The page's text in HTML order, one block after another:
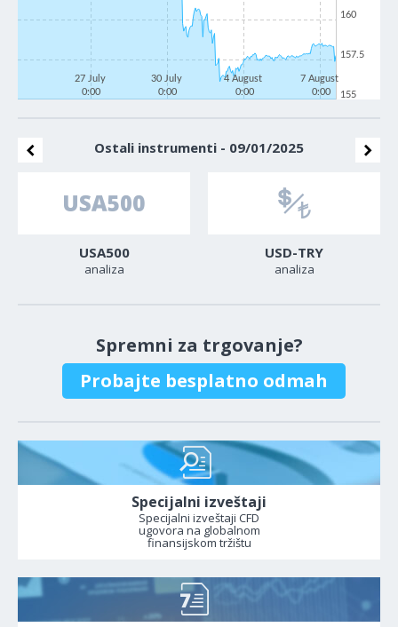
27 July
0:00
30 July
0:00
4 August
0:00
7 August
0:00
155
157.5
160
Ostali instrumenti - 09/01/2025
USA500
analiza
USD-TRY
analiza
Spremni za trgovanje?
Probajte besplatno odmah
Specijalni izveštaji
Specijalni izveštaji CFD
ugovora na globalnom
finansijskom tržištu